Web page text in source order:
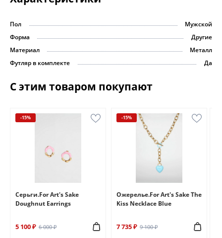
Пол
Мужской
Форма
Другие
Материал
Металл
Футляр в комплекте
Да
С этим товаром покупают
-15%
Серьги.For Art's Sake
Doughnut Earrings
5 100 ₽ 6 000 ₽
-15%
Ожерелье.For Art's Sake The
Kiss Necklace Blue
7 735 ₽ 9 100 ₽